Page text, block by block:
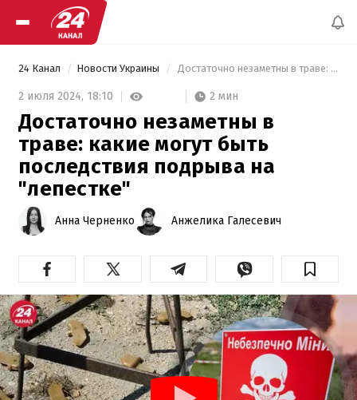
24 Канал Новости Украины Достаточно незаметны в траве: какие могут быть последствия подрыва на "лепестке"
2 июля 2024, 18:10 2 мин
Достаточно незаметны в
траве: какие могут быть
последствия подрыва на
"лепестке"
Анна Черненко Анжелика Галесевич